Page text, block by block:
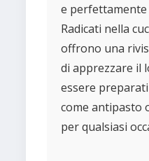
e
Radicati nella
offrono una
di apprezzare il
essere
come antipasto
per qualsiasi